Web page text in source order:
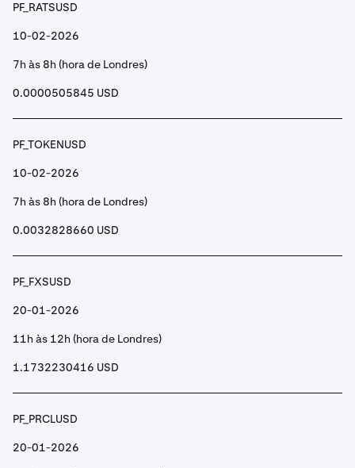
PF_RATSUSD
10-02-2026
7h às 8h (hora de Londres)
0.0000505845 USD
PF_TOKENUSD
10-02-2026
7h às 8h (hora de Londres)
0.0032828660 USD
PF_FXSUSD
20-01-2026
11h às 12h (hora de Londres)
1.1732230416 USD
PF_PRCLUSD
20-01-2026